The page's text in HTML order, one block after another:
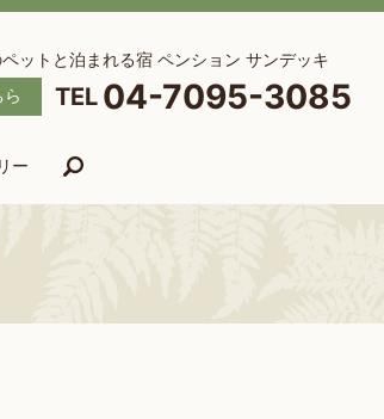
ー
ットと泊まれる宿 ペンション サンデッキ
04-7095-3085